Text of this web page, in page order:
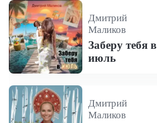
Дмитрий
Маликов
Заберу тебя в
июль
Дмитрий
Маликов